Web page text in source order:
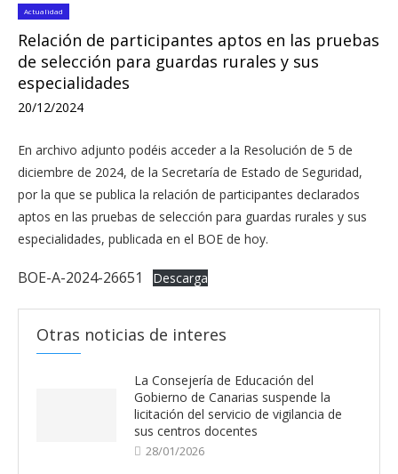
Actualidad
Relación de participantes aptos en las pruebas
de selección para guardas rurales y sus
especialidades
20/12/2024
En archivo adjunto podéis acceder a la Resolución de 5 de
diciembre de 2024, de la Secretaría de Estado de Seguridad,
por la que se publica la relación de participantes declarados
aptos en las pruebas de selección para guardas rurales y sus
especialidades, publicada en el BOE de hoy.
BOE-A-2024-26651 Descarga
Otras noticias de interes
La Consejería de Educación del
Gobierno de Canarias suspende la
licitación del servicio de vigilancia de
sus centros docentes
28/01/2026